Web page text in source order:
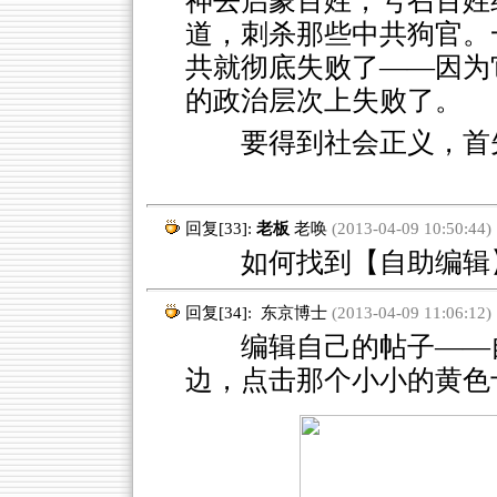
道，刺杀那些中共狗官
共就彻底失败了——因为
的政治层次上失败了。
要得到社会正义，
回复[33]: 老板 老唤(2013-04-09 10:50:44)
如何找到【自助编辑
回复[34]: 东京博士(2013-04-09 11:06:12)
编辑自己的帖子——自
边，点击那个小小的黄